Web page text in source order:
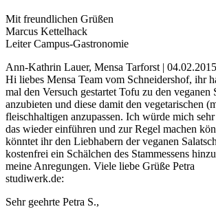
Mit freundlichen Grüßen
Marcus Kettelhack
Leiter Campus-Gastronomie
Ann-Kathrin Lauer, Mensa Tarforst | 04.02.2015
Hi liebes Mensa Team vom Schneidershof, ihr
mal den Versuch gestartet Tofu zu den veganen
anzubieten und diese damit den vegetarischen
fleischhaltigen anzupassen. Ich würde mich
das wieder einführen und zur Regel machen
könntet ihr den Liebhabern der veganen
kostenfrei ein Schälchen des Stammessens
meine Anregungen. Viele liebe Grüße Petra
studiwerk.de:
Sehr geehrte Petra S.,